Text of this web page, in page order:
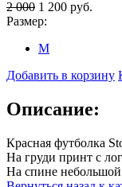
2 000 1 200 руб.
Размер:
M
Добавить в корзину
Описание:
Красная футболка
На груди принт с
На спине небольшой